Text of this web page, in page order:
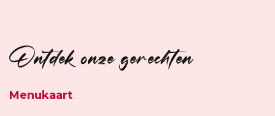
Ontdek onze gerechten
Menukaart